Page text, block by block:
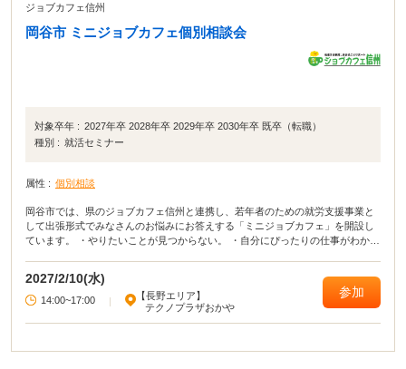
ジョブカフェ信州
岡谷市 ミニジョブカフェ個別相談会
対象卒年 : 2027年卒 2028年卒 2029年卒 2030年卒 既卒（転職）
種別 : 就活セミナー
属性 : 個別相談
岡谷市では、県のジョブカフェ信州と連携し、若年者のための就労支援事業と
して出張形式でみなさんのお悩みにお答えする「ミニジョブカフェ」を開設し
ています。 ・やりたいことが見つからない。 ・自分にぴったりの仕事がわから
2027/2/10(水)
14:00~17:00
【長野エリア】
テクノプラザおかや
参加